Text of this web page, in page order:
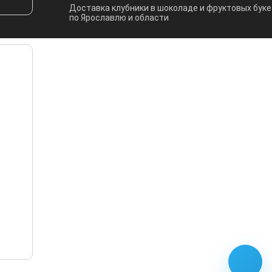
Доставка клубники в шоколаде и фруктовых
по Ярославлю и области